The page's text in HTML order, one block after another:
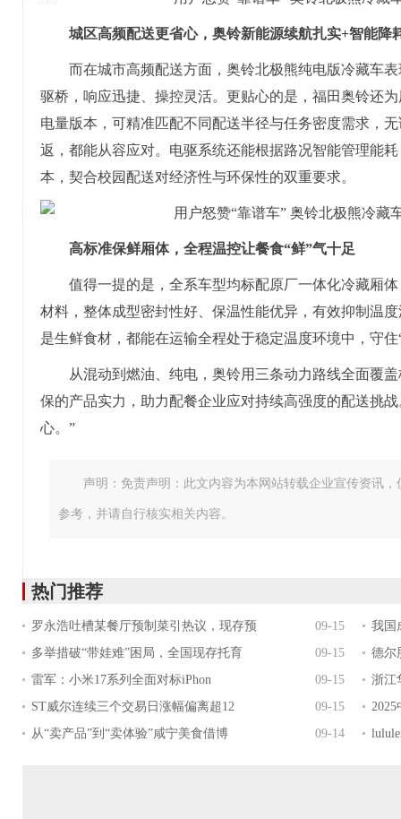
城区高频配送更省心， 奥铃新能源续航扎实+智能降
而在城市高频配送方面，奥铃北极熊纯电版冷藏车
驱桥，响应迅捷、操控灵活。更贴心的是，福田奥铃还
电量版本，可精准匹配不同配送半径与任务密度需求，
返，都能从容应对。电驱系统还能根据路况智能管理能
本，契合校园配送对经济性与环保性的双重要求。
高标准保鲜厢体，全程温控让餐食“鲜”气十足
值得一提的是，全系车型均标配原厂一体化冷藏厢
材料，整体成型密封性好、保温性能优异，有效抑制温
是生鲜食材，都能在运输全程处于稳定温度环境中，守
从混动到燃油、纯电，奥铃用三条动力路线全面覆
保的产品实力，助力配餐企业应对持续高强度的配送挑
心。”
声明：免责声明：此文内容为本网站转载企业宣传资讯
参考，并请自行核实相关内容。
热门推荐
罗永浩吐槽某餐厅预制菜引热议，现存预 09-15
我国
多举措破“带娃难”困局，全国现存托育
09-15
德尔
雷军：小米17系列全面对标iPhon
09-15
浙江
ST威尔连续三个交易日涨幅偏离超12
09-15
从“卖产品”到“卖体验”咸宁美食借博
09-14